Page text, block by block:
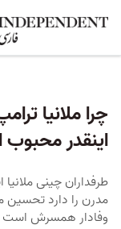
چرا ملانیا
اینقدر
طرفداران چینی
مدرن را دارد تحسین
وفادار همسرش است